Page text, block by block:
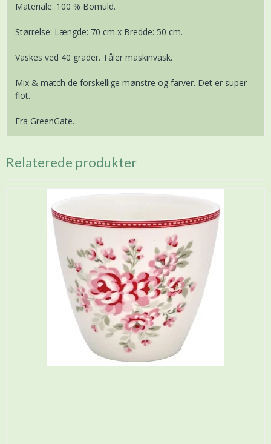
Materiale: 100 % Bomuld.
Størrelse: Længde: 70 cm x Bredde: 50 cm.
Vaskes ved 40 grader. Tåler maskinvask.
Mix & match de forskellige mønstre og farver. Det er super
flot.
Fra GreenGate.
Relaterede produkter